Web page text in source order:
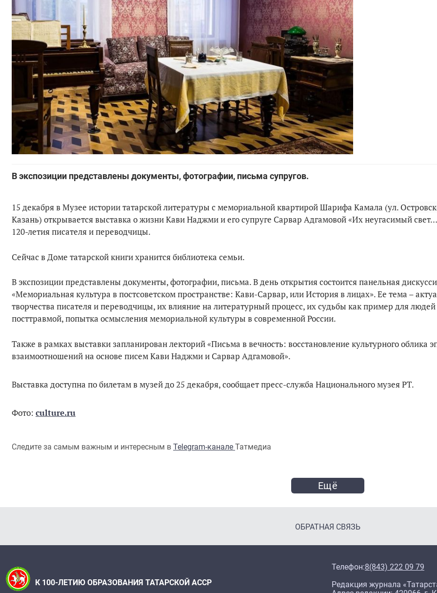
В экспозиции представлены документы, фотографии, письма супругов.
15 декабря в Музее истории татарской литературы с мемориальной квартирой Шарифа Камала (ул.
Казань) открывается выставка о жизни Кави Наджми и его супруге Сарвар Адгамовой «Их неугасимый
120-летия писателя и переводчицы.
Сейчас в Доме татарской книги хранится библиотека семьи.
В экспозиции представлены документы, фотографии, письма. В день открытия состоится панельная
«Мемориальная культура в постсоветском пространстве: Кави-Сарвар, или История в лицах». Ее тема –
творчества писателя и переводчицы, их влияние на литературный процесс, их судьбы как пример для людей
посттравмой, попытка осмысления мемориальной культуры в современной России.
Также в рамках выставки запланирован лекторий «Письма в вечность: восстановление культурного облика
взаимоотношений на основе писем Кави Наджми и Сарвар Адгамовой».
Выставка доступна по билетам в музей до 25 декабря, сообщает пресс-служба Национального музея РТ.
Фото: culture.ru
Следите за самым важным и интересным в Telegram-канале Татмедиа
Ещё
ОБРАТНАЯ СВЯЗЬ
К 100-ЛЕТИЮ ОБРАЗОВАНИЯ ТАТАРСКОЙ АССР
Телефон:8(843) 222 09 79
Редакция журнала